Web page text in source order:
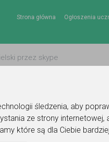
śledzenia, aby
ze strony internetowej,
które są dla Ciebie
Strona główna Ogłoszenia
Dysleksja Autorka Książek